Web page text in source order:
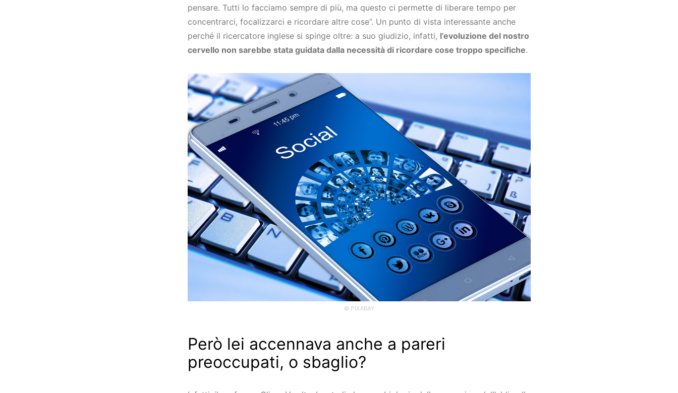
pensare. Tutti lo facciamo sempre di più, ma questo ci permette di liberare tempo per
concentrarci, focalizzarci e ricordare altre cose”. Un punto di vista interessante anche
perché il ricercatore inglese si spinge oltre: a suo giudizio, infatti, l’evoluzione del nostro
cervello non sarebbe stata guidata dalla necessità di ricordare cose troppo specifiche.
© PIXABAY
Però lei accennava anche a pareri
preoccupati, o sbaglio?